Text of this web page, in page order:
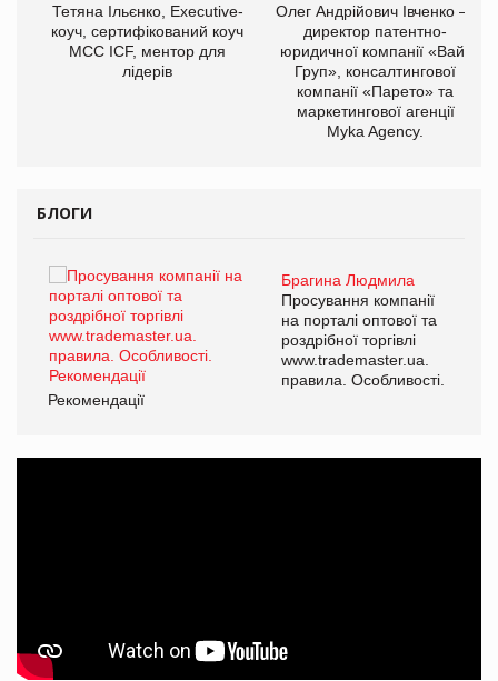
Тетяна Ільєнко, Executive-
коуч, сертифікований коуч
МСС ICF, ментор для
лідерів
Олег Андрійович Івченко —
директор патентно-
юридичної компанії «Вайз
Груп», консалтингової
компанії «Парето» та
маркетингової агенції
Myka Agency.
БЛОГИ
Брагина Людмила
Просування компанії
на порталі оптової та
роздрібної торгівлі
www.trademaster.ua.
правила. Особливості.
Рекомендації